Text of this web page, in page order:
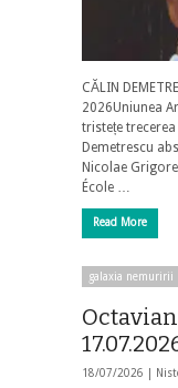
CĂLIN
2026Uniunea
tristețe
Demetrescu
Nicolae
École …
Read More
galaxia nemuririi
Octavian
18/07/2026 |